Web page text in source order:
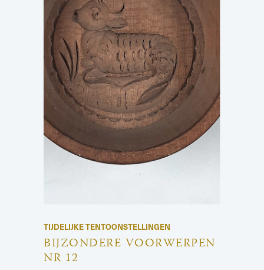
TIJDELIJKE TENTOONSTELLINGEN
BIJZONDERE VOORWERPEN
NR 12